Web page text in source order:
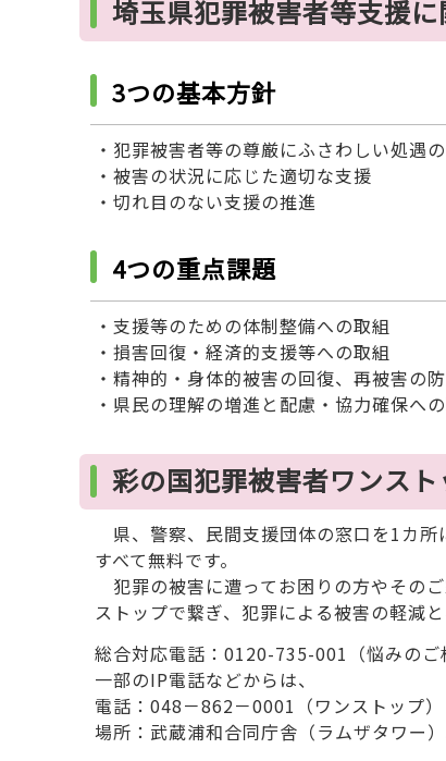
埼玉県犯罪被害者等支援
3つの基本方針
・犯罪被害者等の尊厳にふさわしい処遇
・被害の状況に応じた適切な支援
・切れ目のない支援の推進
4つの重点課題
・支援等のための体制整備への取組
・損害回復・経済的支援等への取組
・精神的・身体的被害の回復、再被害の
・県民の理解の増進と配慮・協力確保へ
彩の国犯罪被害者ワンス
県、警察、民間支援団体の窓口を1カ所
すべて無料です。
犯罪の被害に遭ってお困りの方やその
ストップで繋ぎ、犯罪による被害の軽減と
総合対応電話：0120-735-001（悩みの
一部のIP電話などからは、
電話：048－862－0001（ワンストップ）
場所：武蔵浦和合同庁舎（ラムザタワー